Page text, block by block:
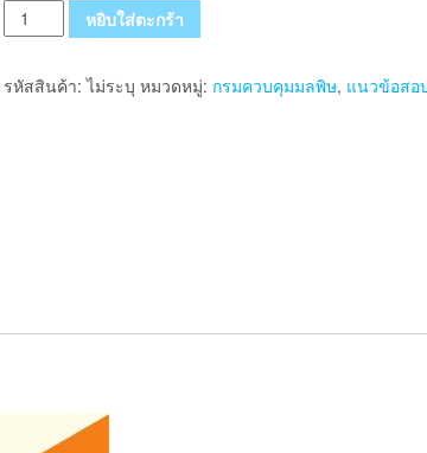
จำนวน
แนว
ชิ้น
หยิบใส่ตะกร้า
รหัสสินค้า:ไม่ระบุ หมวดหมู่: กรมควบคุมมลพิษ, แนวข้อสอ